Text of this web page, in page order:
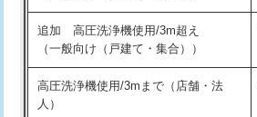
廃棄・処分
※給水管工事は20mmまでの価格です。
給水管工事※（支持金具設置)
給水管工事※（保温材使用（バンド止
め込み）)
追加 高圧洗浄機使用/3m超え
（一般向け（戸建て・集合））
高圧洗浄機使用/3mまで（店舗・法
人）